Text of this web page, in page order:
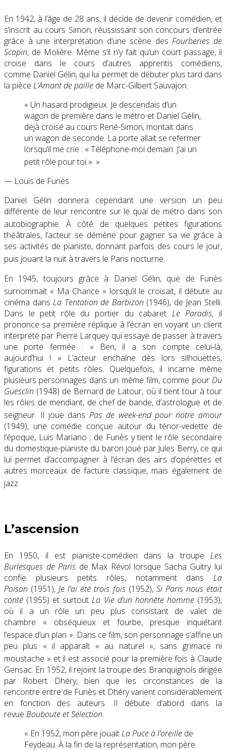
En 1942, à l’âge de 28 ans, il décide de devenir comédien, et
s’inscrit au cours Simon, réussissant son concours d’entrée
grâce à une interprétation d’une scène desFourberies de
Scapin, de Molière. Même s’il n’y fait qu’un court passage, il
croise dans le cours d’autres apprentis comédiens,
comme Daniel Gélin, qui lui permet de débuter plus tard dans
la pièce L’Amant de paille de Marc-Gilbert Sauvajon.
« Un hasard prodigieux. Je descendais d’un
wagon de première dans le métro et Daniel Gélin,
déjà croisé au cours René-Simon, montait dans
un wagon de seconde. La porte allait se refermer
lorsqu’il me crie : « Téléphone-moi demain. J’ai un
petit rôle pour toi ». »
— Louis de Funès
Daniel Gélin donnera cependant une version un peu
différente de leur rencontre sur le quai de métro dans son
autobiographie. À côté de quelques petites figurations
théâtrales, l’acteur se démène pour gagner sa vie grâce à
ses activités de pianiste, donnant parfois des cours le jour,
puis jouant la nuit à travers le Paris nocturne.
En 1945, toujours grâce à Daniel Gélin, que de Funès
surnommait « Ma Chance » lorsqu’il le croisait, il débute au
cinéma dansLa Tentation de Barbizon (1946), de Jean Stelli.
Dans le petit rôle du portier du cabaret Le Paradis, il
prononce sa première réplique à l’écran en voyant un client
interprété par Pierre Larquey qui essaye de passer à travers
une porte fermée : « Ben, il a son compte celui-là,
aujourd’hui ! » L’acteur enchaîne dès lors silhouettes,
figurations et petits rôles. Quelquefois, il incarne même
plusieurs personnages dans un même film, comme pour Du
Guesclin (1948) de Bernard de Latour, où il tient tour à tour
les rôles de mendiant, de chef de bande, d’astrologue et de
seigneur. Il joue dansPas de week-end pour notre amour
(1949), une comédie conçue autour du ténor-vedette de
l’époque, Luis Mariano ; de Funès y tient le rôle secondaire
du domestique-pianiste du baron joué par Jules Berry, ce qui
lui permet d’accompagner à l’écran des airs d’opérettes et
autres morceaux de facture classique, mais également de
jazz.
L’ascension
En 1950, il est pianiste-comédien dans la troupe Les
Burlesques de Paris de Max Révol lorsque Sacha Guitry lui
confie plusieurs petits rôles, notamment dans La
Poison (1951),Je l’ai été trois fois(1952), Si Paris nous était
conté (1955) et surtoutLa Vie d’un honnête homme(1953),
où il a un rôle un peu plus consistant de valet de
chambre « obséquieux et fourbe, presque inquiétant
l’espace d’un plan ». Dans ce film, son personnage s’affine un
peu plus « il apparaît « au naturel », sans grimace ni
moustache » et il est associé pour la première fois à Claude
Gensac. En 1952, il rejoint la troupe des Branquignols dirigée
par Robert Dhéry, bien que les circonstances de la
rencontre entre de Funès et Dhéry varient considérablement
en fonction des auteurs. Il débute d’abord dans la
revue Bouboute et Sélection.
« En 1952, mon père jouaitLa Puce à l’oreille de
Feydeau. À la fin de la représentation, mon père